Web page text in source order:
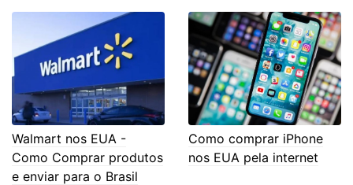
Walmart nos EUA -
Como Comprar produtos
e enviar para o Brasil
Como comprar iPhone
nos EUA pela internet